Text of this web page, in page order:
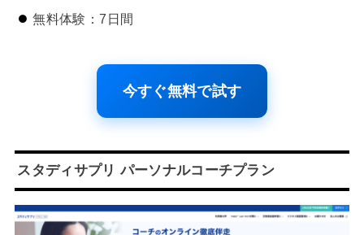
無料体験：7日間
今すぐ無料で試す
スタディサプリ パーソナルコーチプラン